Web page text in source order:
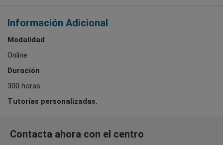
Información Adicional
Modalidad
Online
Duración
300 horas
Tutorías personalizadas.
Contacta ahora con el centro